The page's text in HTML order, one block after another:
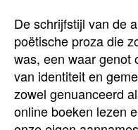
De schrijfstijl van de
poëtische proza die
was, een waar genot
van identiteit en
zowel genuanceerd
online boeken lezen